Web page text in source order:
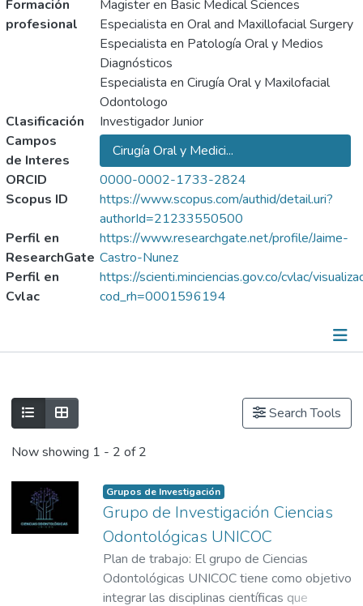
Formación
profesional
Magister en Basic Medical Sciences
Especialista en Oral and Maxillofacial Surgery
Especialista en Patología Oral y Medios
Diagnósticos
Especialista en Cirugía Oral y Maxilofacial
Odontologo
Clasificación
Investigador Junior
Campos
de Interes
Cirugía Oral y Medici...
ORCID
0000-0002-1733-2824
Scopus ID
https://www.scopus.com/authid/detail.uri?
authorId=21233550500
Perfil en
ResearchGate
https://www.researchgate.net/profile/Jaime-
Castro-Nunez
Perfil en
Cvlac
https://scienti.minciencias.gov.co/cvlac/
cod_rh=0001596194
Show as listShow as grid Search Tools
Now showing 1 - 2 of 2
Grupos de Investigación
Grupo de Investigación Ciencias
Odontológicas UNICOC
Plan de trabajo: El grupo de Ciencias
Odontológicas UNICOC tiene como objetivo
integrar las disciplinas científicas que